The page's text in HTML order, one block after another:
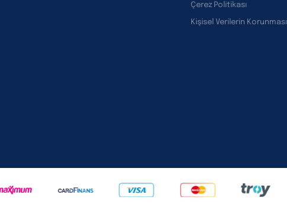
Çerez Politikası
Kişisel Verilerin Korunması